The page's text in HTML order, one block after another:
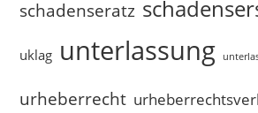
schadenseratz
uklag unterlassung
urheberrecht